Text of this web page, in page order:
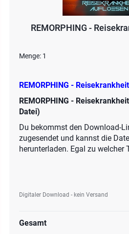
REMORPHING -
Menge: 1
REMORPHING -
REMORPHING -
Datei)
Du bekommst den Download-
zugesendet und kannst die
herunterladen. Egal zu welcher
Digitaler Download - kein Versand
Gesamt